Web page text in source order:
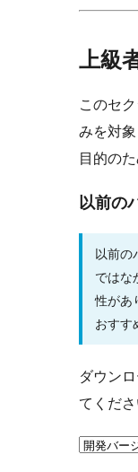
上級
このセ
みを対
目的の
以前の
以前の
ではな
性があ
おすす
ダウン
てくださ